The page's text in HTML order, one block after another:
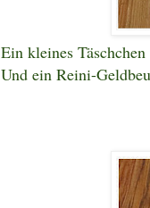
Ein kleines
Und ein Reini-